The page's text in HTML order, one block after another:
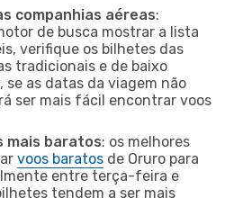
companhias aéreas:
de busca mostrar a lista
verifique os bilhetes das
tradicionais e de baixo
se as datas da viagem não
ser mais fácil encontrar voos
mais baratos: os melhores
voos baratos de Oruro para
entre terça-feira e
tendem a ser mais